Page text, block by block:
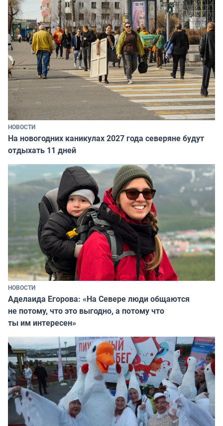
НОВОСТИ
На новогодних каникулах 2027 года северяне будут
отдыхать 11 дней
НОВОСТИ
Аделаида Егорова: «На Севере люди общаются
не потому, что это выгодно, а потому что
ты им интересен»